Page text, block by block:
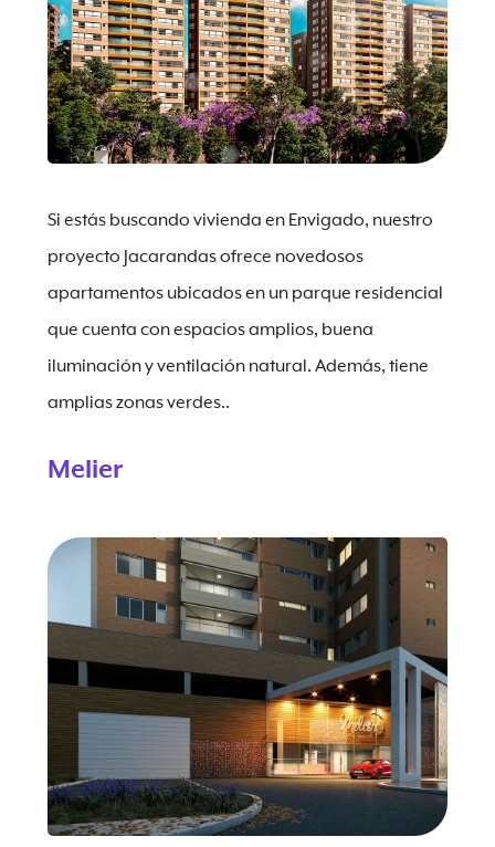
Si estás buscando vivienda en Envigado, nuestro
proyecto Jacarandas ofrece novedosos
apartamentos ubicados en un parque residencial
que cuenta con espacios amplios, buena
iluminación y ventilación natural. Además, tiene
amplias zonas verdes..
Melier